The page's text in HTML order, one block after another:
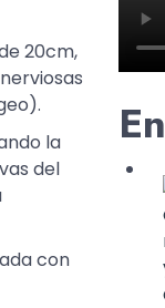
20cm,
la
del
con